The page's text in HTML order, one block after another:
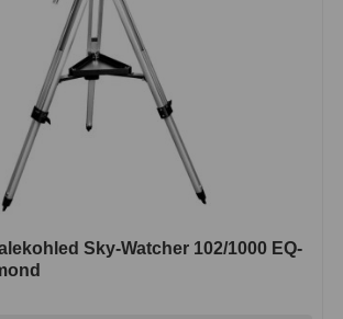
Sky-Watcher 102/1000 EQ-